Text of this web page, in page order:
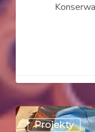
Projekty
Fasty